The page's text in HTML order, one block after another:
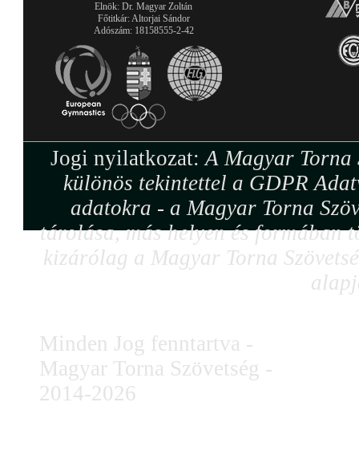
Elnök: Dr. Magyar Zoltán
Főtitkár: Altorjai Sándor
Adószám: 18158555-2-42
Jogi nyilatkozat:A Magyar Torna
különös tekintettel a GDPR
adatokra - a Magyar Torna
tárolása, más helyen és formában
kizárólag a Magyar Torna
Minden Jog fenntartva -
Magyar Torna Szövetség -
2014-2026